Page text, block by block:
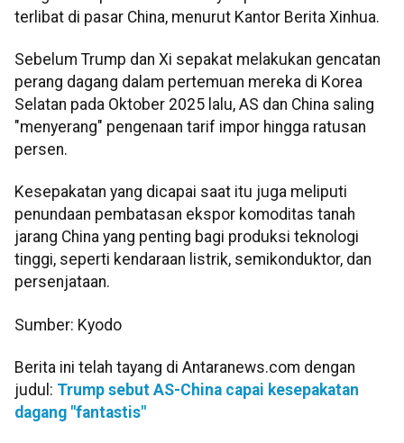
terlibat di pasar China, menurut Kantor Berita Xinhua.
Sebelum Trump dan Xi sepakat melakukan gencatan
perang dagang dalam pertemuan mereka di Korea
Selatan pada Oktober 2025 lalu, AS dan China saling
"menyerang" pengenaan tarif impor hingga ratusan
persen.
Kesepakatan yang dicapai saat itu juga meliputi
penundaan pembatasan ekspor komoditas tanah
jarang China yang penting bagi produksi teknologi
tinggi, seperti kendaraan listrik, semikonduktor, dan
persenjataan.
Sumber: Kyodo
Berita ini telah tayang di Antaranews.com dengan
judul: Trump sebut AS-China capai kesepakatan
dagang "fantastis"